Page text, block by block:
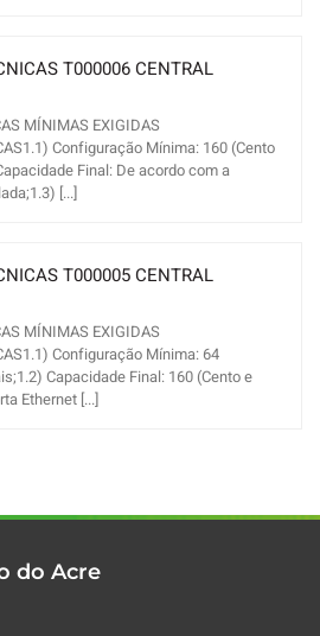
T000006 CENTRAL
MÍNIMAS EXIGIDAS
Configuração Mínima: 160 (Cento
Final: De acordo com a
[...]
T000005 CENTRAL
MÍNIMAS EXIGIDAS
Configuração Mínima: 64
Capacidade Final: 160 (Cento e
Ethernet [...]
do Acre